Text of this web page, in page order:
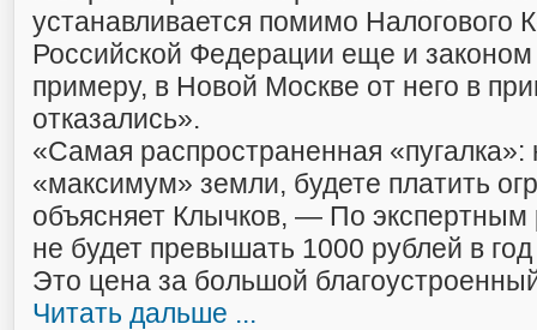
устанавливается помимо Налогового
Российской Федерации еще и
примеру, в Новой Москве от него в
отказались».
«Самая распространенная «пугалка»:
«максимум» земли, будете платить
объясняет Клычков, — По экспертным
не будет превышать 1000 рублей в
Это цена за большой
Читать дальше ...